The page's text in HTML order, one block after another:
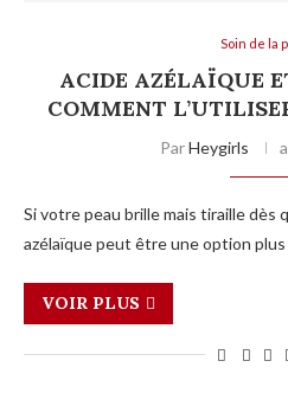
Soin de la
ACIDE AZÉLAÏQUE
COMMENT
ParHeygirls
Si votre peau brille mais tiraille dès
azélaïque peut être une option
VOIR PLUS